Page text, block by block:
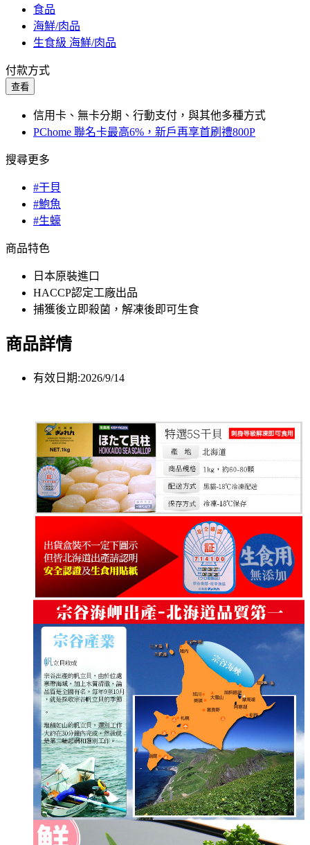
食品
海鮮/肉品
生食級 海鮮/肉品
付款方式
查看
信用卡、無卡分期、行動支付，與其他多種方式
PChome 聯名卡最高6%，新戶再享首刷禮800P
搜尋更多
#干貝
#鮑魚
#生蠔
商品特色
日本原裝進口
HACCP認定工廠出品
捕獲後立即殺菌，解凍後即可生食
商品詳情
有效日期:2026/9/14